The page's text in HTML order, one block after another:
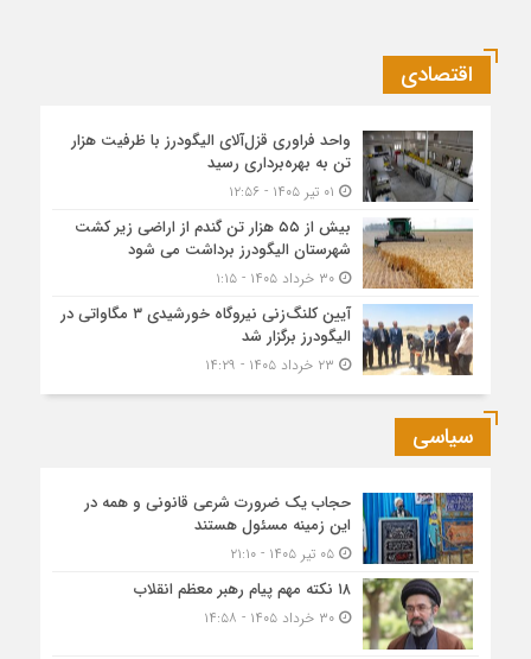
اقتصادی
واحد فراوری قزل‌آلای الیگودرز با ظرفیت هزار
تن به بهره‌برداری رسید
بیش از ۵۵ هزار تن گندم از اراضی زیر کشت
شهرستان الیگودرز برداشت می شود
۳۰ خرداد ۱۴۰۵ - ۱:۱۵
آیین کلنگ‌زنی نیروگاه خورشیدی ۳ مگاواتی در
الیگودرز برگزار شد
سیاسی
حجاب یک ضرورت شرعی قانونی و همه در
این زمینه مسئول هستند
۰۵ تیر ۱۴۰۵ - ۲۱:۱۰
۱۸ نکته مهم پیام رهبر معظم انقلاب
۳۰ خرداد ۱۴۰۵ - ۱۴:۵۸